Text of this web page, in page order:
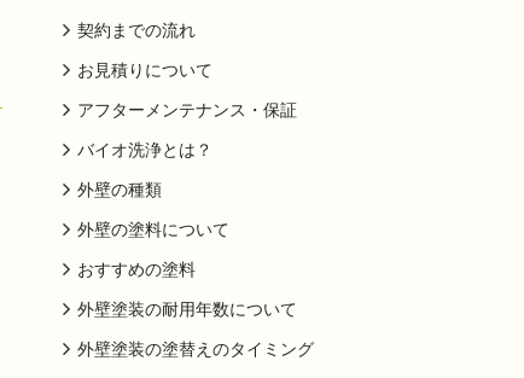
契約までの流れ
お見積りについて
アフターメンテナンス・保証
バイオ洗浄とは？
外壁の種類
外壁の塗料について
おすすめの塗料
外壁塗装の耐用年数について
外壁塗装の塗替えのタイミング